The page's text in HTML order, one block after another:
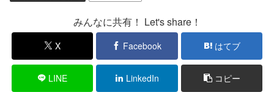
みんなに共有！ Let's share！
X Facebook はてブ
LINE LinkedIn コピー